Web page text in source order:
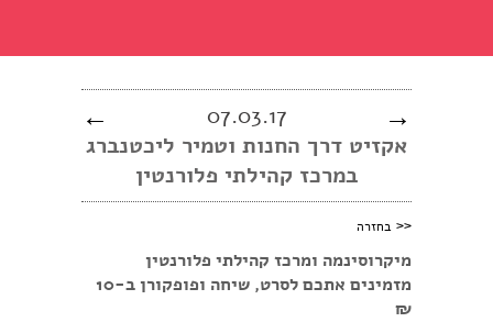
07.03.17
אקזיט דרך החנות וטמיר ליכטנברג
במרכז קהילתי פלורנטין
← →
<< בחזרה
מיקרוסינמה ומרכז קהילתי פלורנטין
מזמינים אתכם לסרט, שיחה ופופקורן ב-10
₪